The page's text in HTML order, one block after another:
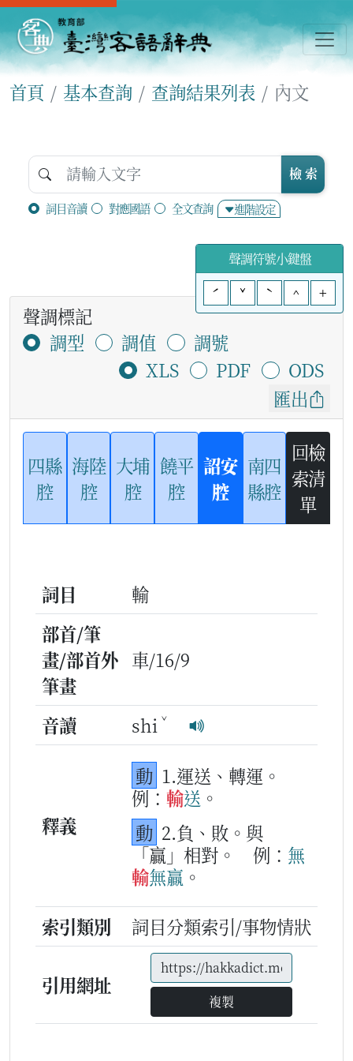
首頁 基本查詢 查詢結果列表 內文
詞目音讀 對應國語 全文查詢 進階設定
檢 索
聲調符號小鍵盤
ˊ
ˇ ˋ ^ +
聲調標記
調型
調值
調號
XLS
PDF
ODS
匯出
四縣
腔
海陸
腔
大埔
腔
饒平
腔
詔安
腔
南四
縣腔
回檢
索清
單
詞目
輸
部首/筆
畫/部首外
筆畫
車/16/9
音讀 shi ˇ
釋義
動 1.運送、轉運。
例： 輸送 。
動 2.負、敗。與
「贏」相對。
例： 無
輸無贏 。
索引類別
詞目分類索引/事物情狀
引用網址
複製